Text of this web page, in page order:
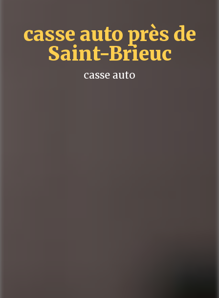
casse auto près de
Saint-Brieuc
casse auto